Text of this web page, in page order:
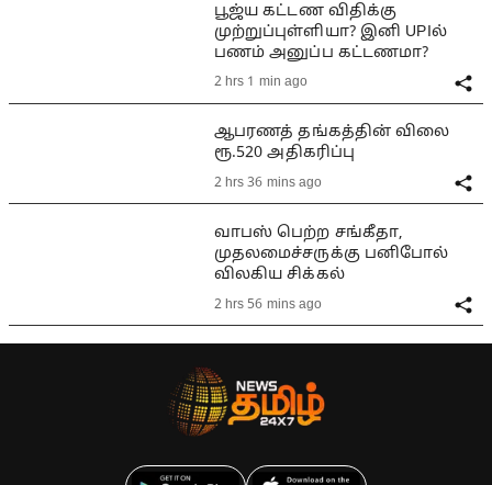
பூஜ்ய கட்டண விதிக்கு
முற்றுப்புள்ளியா? இனி UPIல்
பணம் அனுப்ப கட்டணமா?
2 hrs 1 min ago
ஆபரணத் தங்கத்தின் விலை
ரூ.520 அதிகரிப்பு
2 hrs 36 mins ago
வாபஸ் பெற்ற சங்கீதா,
முதலமைச்சருக்கு பனிபோல்
விலகிய சிக்கல்
2 hrs 56 mins ago